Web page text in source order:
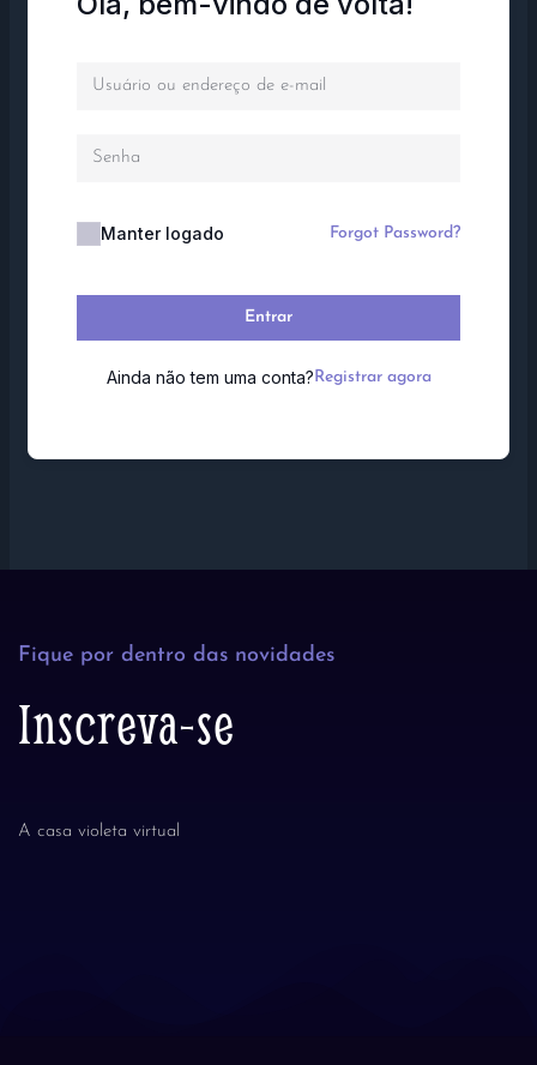
Manter logado Forgot Password?
Entrar
Ainda não tem uma conta? Registrar agora
Fique por dentro das novidades
Inscreva-se
A casa violeta virtual